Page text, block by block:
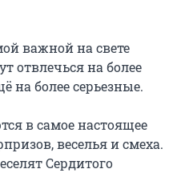
важной на свете
отвлечься на более
на более серьезные.
в самое настоящее
веселья и смеха.
Сердитого